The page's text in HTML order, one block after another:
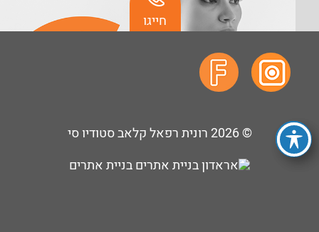
חייגו
© 2026
רונית רפאל קלאב סטודיו סי
בניית אתרים